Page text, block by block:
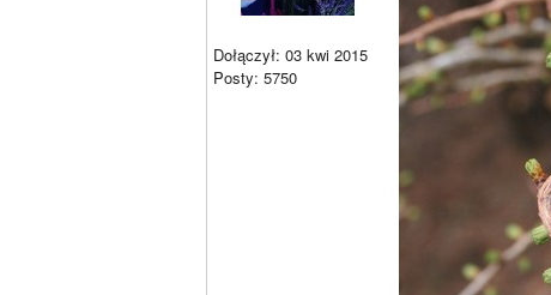
Dołączył: 03 kwi 2015
Posty: 5750